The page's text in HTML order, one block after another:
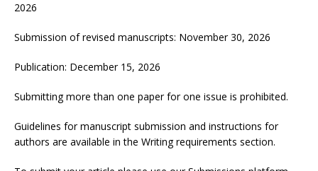
2026
Submission of revised manuscripts: November 30, 2026
Publication: December 15, 2026
Submitting more than one paper for one issue is prohibited.
Guidelines for manuscript submission and instructions for
authors are available in the Writing requirements section.